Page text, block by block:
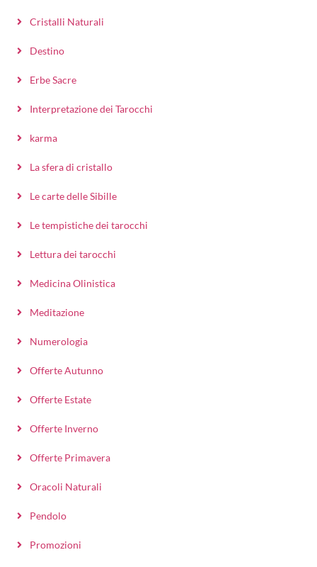
Cristalli Naturali
Destino
Erbe Sacre
Interpretazione dei Tarocchi
karma
La sfera di cristallo
Le carte delle Sibille
Le tempistiche dei tarocchi
Lettura dei tarocchi
Medicina Olinistica
Meditazione
Numerologia
Offerte Autunno
Offerte Estate
Offerte Inverno
Offerte Primavera
Oracoli Naturali
Pendolo
Promozioni